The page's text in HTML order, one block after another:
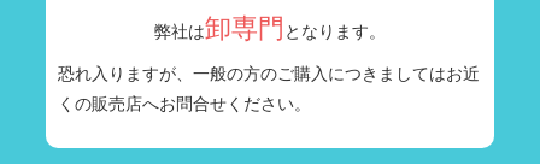
弊社は卸専門 となります。
恐れ入りますが、一般の方のご購入につきましてはお近
くの販売店へお問合せください。